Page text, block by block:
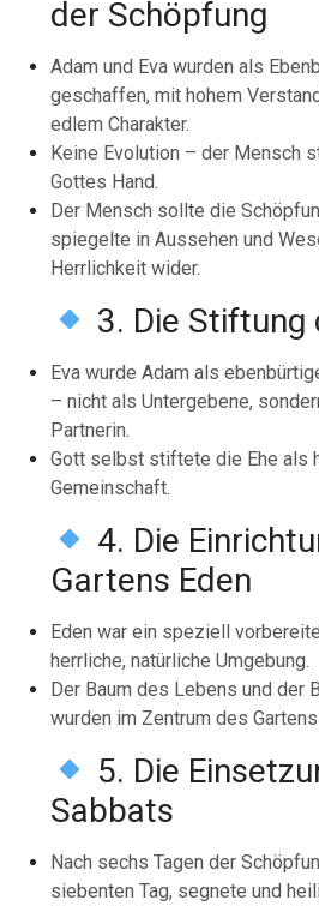
der Schöpfung
Adam und Eva wurden als
geschaffen, mit hohem
edlem Charakter.
Keine Evolution – der Mensch
Gottes Hand.
Der Mensch sollte die
spiegelte in Aussehen und
Herrlichkeit wider.
3. Die Stiftung
Eva wurde Adam als
– nicht als Untergebene,
Partnerin.
Gott selbst stiftete die Ehe als
Gemeinschaft.
4. Die
Gartens Eden
Eden war ein speziell
herrliche, natürliche Umgebung.
Der Baum des Lebens und der
wurden im Zentrum des
5. Die
Sabbats
Nach sechs Tagen der
siebenten Tag, segnete und